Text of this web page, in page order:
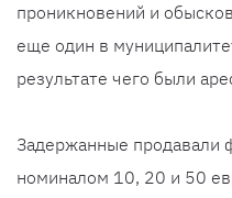
проникновений и
еще один в
результате чего были
Задержанные
номиналом 10, 20 и 50